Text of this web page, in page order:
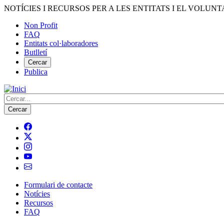
Vés
contingut
NOTÍCIES I RECURSOS PER A LES ENTITATS I EL
Menú
del
compte
d'usuari
Non Profit
FAQ
Entitats col·laboradores
Butlletí
Cercar
Publica
Cerca
Navegació
principal
Formulari de contacte
Notícies
Recursos
FAQ